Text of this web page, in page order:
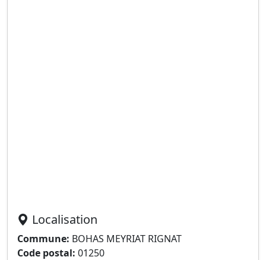
Localisation
Commune: BOHAS MEYRIAT RIGNAT
Code postal: 01250